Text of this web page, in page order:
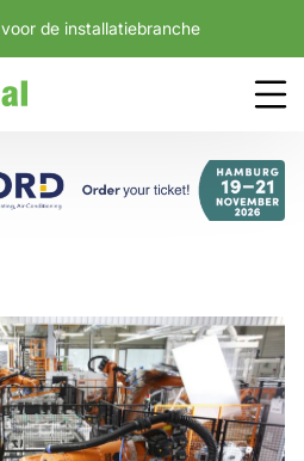
voor de installatiebranche